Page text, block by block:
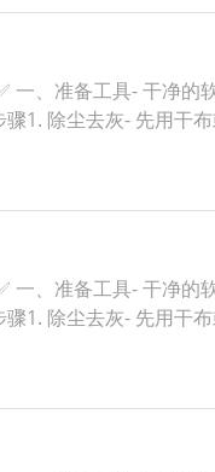
、准备工具- 干净
1. 除尘去灰- 先用干
、准备工具- 干净
1. 除尘去灰- 先用干